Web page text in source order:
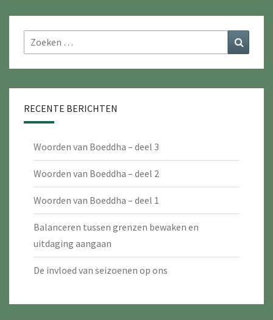
Zoeken
naar:
RECENTE BERICHTEN
Woorden van Boeddha – deel 3
Woorden van Boeddha – deel 2
Woorden van Boeddha – deel 1
Balanceren tussen grenzen bewaken en
uitdaging aangaan
De invloed van seizoenen op ons